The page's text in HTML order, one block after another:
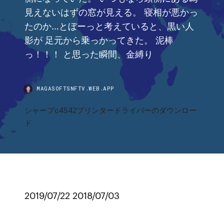
見えないはずの窓が見える。 寝相が悪かっ
たのか…とぼーっと考えていると、黒い人
影が 足元から乗っかってきた。 泥棒
っ！！！ と思った瞬間、金縛り
MAGASOFTSNFTV.WEB.APP
シャープc4542プリンタードライバーのダウンロー
ド
2019/07/22 2018/07/03